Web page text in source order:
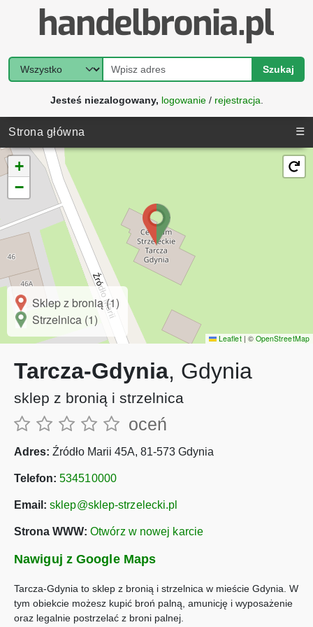
Szukaj
Jesteś niezalogowany, logowanie/ rejestracja
Strona główna ☰
+
−
Sklep z bronią (1)
Strzelnica (1)
Leaflet | © OpenStreetMap
Tarcza-Gdynia, Gdynia
sklep z bronią i strzelnica
oceń
Adres: Źródło Marii 45A, 81-573 Gdynia
Telefon: 534510000
Email: sklep@sklep-strzelecki.pl
Strona WWW: Otwórz w nowej karcie
Nawiguj z Google Maps
Tarcza-Gdynia to sklep z bronią i strzelnica w mieście Gdynia. W
tym obiekcie możesz kupić broń palną, amunicję i wyposażenie
oraz legalnie postrzelać z broni palnej.